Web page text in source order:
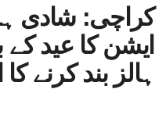
کراچی: شادی
ایشن کا عید
ہالز بند کرنے کا